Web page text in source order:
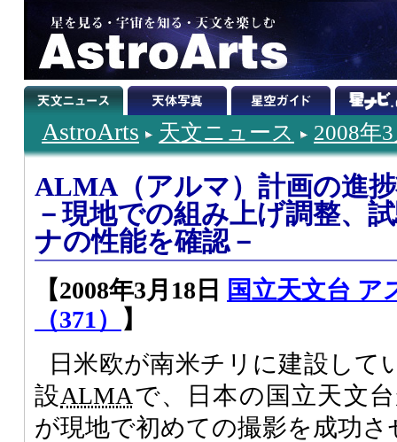
AstroArts 天文ニュース 2008年
ALMA（アルマ）計画の進
－現地での組み上げ調整、
ナの性能を確認－
【2008年3月18日
国立天文台 ア
（371）
】
日米欧が南米チリに建設して
設ALMAで、日本の国立天文
が現地で初めての撮影を成功さ